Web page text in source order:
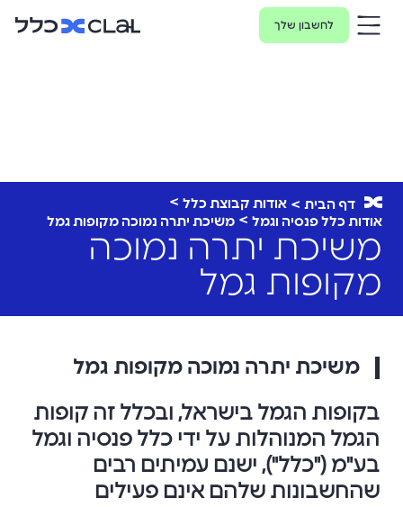
לחשבון שלך
דף הבית
אודות קבוצת כלל
אודות כלל פנסיה וגמל
משיכת יתרה נמוכה מקופות גמל
משיכת יתרה נמוכה
מקופות גמל
משיכת יתרה נמוכה מקופות גמל
בקופות הגמל בישראל, ובכלל זה קופות
הגמל המנוהלות על ידי כלל פנסיה וגמל
בע"מ ("כלל"), ישנם עמיתים רבים
שהחשבונות שלהם אינם פעילים